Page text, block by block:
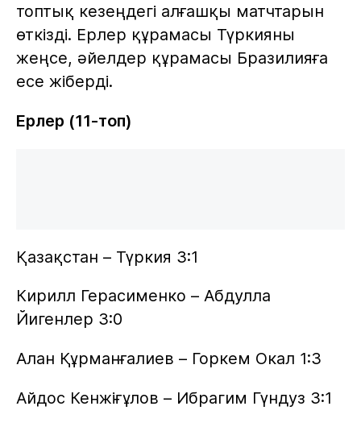
топтық кезеңдегі алғашқы матчтарын
өткізді. Ерлер құрамасы Түркияны
жеңсе, әйелдер құрамасы Бразилияға
есе жіберді.
Ерлер (11-топ)
Қазақстан – Түркия 3:1
Кирилл Герасименко – Абдулла
Йигенлер 3:0
Алан Құрманғалиев – Горкем Окал 1:3
Айдос Кенжіғұлов – Ибрагим Гүндуз 3:1